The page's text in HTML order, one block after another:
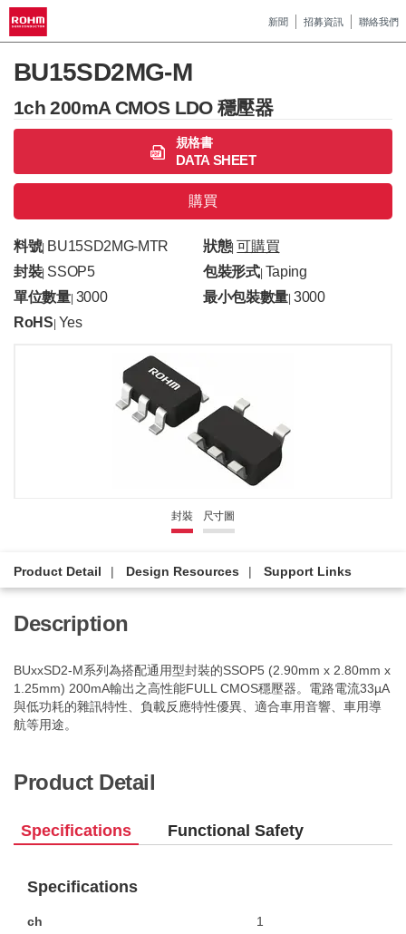
新聞 招募資訊 聯絡我們
BU15SD2MG-M
1ch 200mA CMOS LDO 穩壓器
規格書
DATA SHEET
購買
料號| BU15SD2MG-MTR 狀態| 可購買
封裝| SSOP5 包裝形式| Taping
單位數量| 3000 最小包裝數量 |3000
RoHS Yes
封裝 尺寸圖
Product Detail Design Resources Support Links
Description
BUxxSD2-M系列為搭配通用型封裝的SSOP5 (2.90mm x 2.80mm x
1.25mm) 200mA輸出之高性能FULL CMOS穩壓器。電路電流33µA
與低功耗的雜訊特性、負載反應特性優異、適合車用音響、車用導
航等用途。
Product Detail
Specifications Functional Safety
Specifications
ch 1